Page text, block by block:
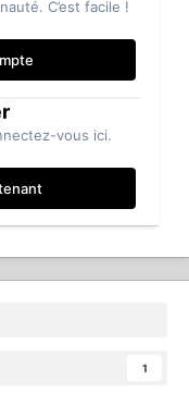
C’est facile !
vous ici.
1